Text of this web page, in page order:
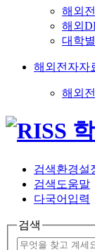
해외
해외
대학
해외전자자
해외
검색환경설
검색도움말
다국어입력
검색